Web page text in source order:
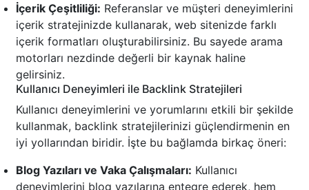
İçerik Çeşitliliği: Referanslar ve müşteri deneyimlerini
içerik stratejinizde kullanarak, web sitenizde farklı
içerik formatları oluşturabilirsiniz. Bu sayede arama
motorları nezdinde değerli bir kaynak haline
gelirsiniz.
Kullanıcı Deneyimleri ile Backlink Stratejileri
Kullanıcı deneyimlerini ve yorumlarını etkili bir şekilde
kullanmak, backlink stratejilerinizi güçlendirmenin en
iyi yollarından biridir. İşte bu bağlamda birkaç öneri:
Blog Yazıları ve Vaka Çalışmaları: Kullanıcı
deneyimlerini blog yazılarına entegre ederek, hem